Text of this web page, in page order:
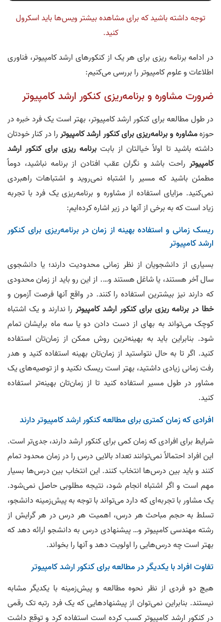
05. محمد علی مومن رتبه 1 مهندسی و آیتی سهمیه با لیسانس فیزیک اتمی
00:02:31
00:02:13
08. سید علی جعفری رتبه ١ سهمیه در همه گرایشها و ٨ کشوری
00:01:27
09. مرتضی نوروزی رتبه ٢ کنکور ارشد آی تی و رتبه ١٢١ مهندسی
00:02:42
10. محمد حسین سلیمانی رتبه ١ نرم افزار و رتبه ١ شبکه و امنیت کشوری
00:01:14
11. محمد جواد شاملو‌ رتبه ۲ سهمیه مهندسی کامپیوتر
12. امیر واحدی رتبه ٢ آی‌تی و ۴٠ مهندسی کامپیوتر
13.
حسین شاه آبادی رتبه ۳ مهندسی در سهمیه
00:02:35
14. علی مجید اده رتبه ۶ سهمیه
00:04:57
15.
مانی علی مددی رتبه ٧ کنکور ارشد علوم کامپیوتر و ٨۴ مهندسی کامپیوتر
00:03:41
16. مبین شریف راد رتبه ۸ کنکور ارشد آیتی و رتبه ۱۶ کنکور ارشد کامپیوتر
00:01:39
17.
00:01:41
00:03:11
19.
رضا قربانی رتبه ١١ مهندسی کامپیوتر و رتبه ٨ آی تی
20. سهیل محمدیان رتبه ١۵ کنکور ارشد آی تی
00:04:03
21. عرفان شهابی رتبه ١۴ کنکور ارشد فناوری اطلاعات
00:03:16
22.
مبینا پولایی رتبه ١٧ کنکور ارشد کامپیوتر
23.
حسین خموشی عزیز رتبه ۲۱ کنکور ارشد آی تی و ۲۰۲ کنکور ارشد مهندسی
کامپیوتر
00:01:17
توجه داشته باشید که برای مشاهده بیشتر ویس‌ها باید اسکرول
کنید.
در ادامه برنامه ریزی برای هر یک از کنکورهای ارشد کامپیوتر، فناوری
اطلاعات و علوم کامپیوتر را بررسی می‌کنیم:
ضرورت مشاوره و برنامه‌ریزی کنکور ارشد کامپیوتر
در طول مطالعه برای کنکور ارشد کامپیوتر، بهتر است یک فرد خبره در
حوزهمشاوره و برنامه‌ریزی برای کنکور ارشد کامپیوتررا در کنار خودتان
داشته باشید تا اولاً خیالتان از بابتبرنامه ریزی برای کنکور ارشد
کامپیوتر راحت باشد و نگران عقب افتادن از برنامه نباشید، دوماً
مطمئن باشید که مسیر را اشتباه نمی‌روید و اشتباهات راهبردی
نمی‌کنید. مزایای استفاده از مشاوره و برنامه‌ریزی یک فرد با تجربه
زیاد است که به برخی از آنها در زیر اشاره کرده‌ایم:
ریسک زمانی و استفاده بهینه‌ از زمان در برنامه‌ریزی برای کنکور
ارشد کامپیوتر
بسیاری از دانشجویان از نظر زمانی محدودیت دارند؛ یا دانشجوی
سال آخر هستند، یا شاغل هستند و…. از این رو باید از زمان محدودی
که دارند نیز بیشترین استفاده را کنند. در واقع آنها فرصت آزمون و
خطا در برنامه ریزی برای کنکور ارشد کامپیوتررا ندارند و یک اشتباه
کوچک می‌تواند به بهای از دست دادن دو یا سه ماه برایشان تمام
شود. بنابراین باید به بهینه‌ترین روش ممکن از زمان‌تان استفاده
کنید. اگر تا به‌ حال نتواستید از زمان‌تان بهینه استفاده کنید و هدر
رفت زمانی زیادی داشتید،‌ بهتر است ریسک نکنید و از توصیه‌های یک
مشاور در طول مسیر استفاده کنید تا از زمان‌تان بهینه‌تر استفاده
کنید.
افرادی که زمان کمتری برای مطالعه کنکور ارشد کامپیوتر دارند
شرایط برای افرادی که زمان کمی برای کنکور ارشد دارند، جدی‌تر است.
این افراد احتمالاً نمی‌توانند تعداد بالایی درس را در زمان محدود تمام
کنند و باید بین درس‌ها انتخاب کنند. این انتخاب بین درس‌ها بسیار
مهم است و اگر اشتباه انجام شود، نتیجه مطلوبی حاصل نمی‌شود.
یک مشاور با تجربه‌ای که دارد می‌تواند با توجه به پیش‌زمینه دانشجو،
تسلط به حجم مباحث هر درس، اهمیت هر درس در هر گرایش از
رشته مهندسی کامپیوتر و… پیشنهادی درس به دانشجو ارائه دهد که
بهتر است چه درس‌‌هایی را اولویت دهد و آنها را بخواند.
تفاوت افراد با یکدیگر در مطالعه برای کنکور ارشد کامپیوتر
هیچ دو فردی از نظر نحوه مطالعه و پیش‌زمینه با یکدیگر مشابه
نیستند. بنابراین نمی‌‌توان از پیشنهاد‌هایی که یک فرد رتبه تک رقمی
در کنکور ارشد کامپیوتر کسب کرده است استفاده کرد و توقع داشت